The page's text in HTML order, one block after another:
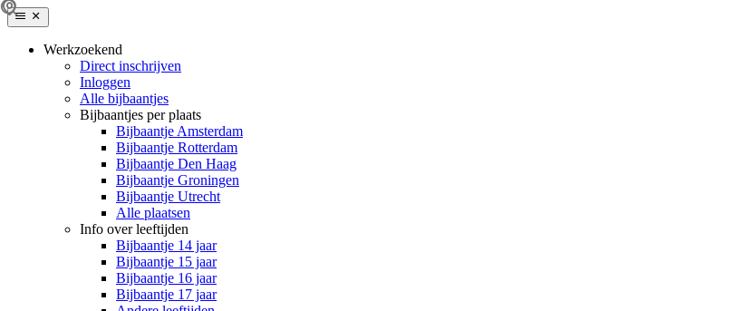
Werkzoekend
Direct inschrijven
Inloggen
Alle bijbaantjes
Bijbaantjes per plaats
Bijbaantje Amsterdam
Bijbaantje Rotterdam
Bijbaantje Den Haag
Bijbaantje Groningen
Bijbaantje Utrecht
Alle plaatsen
Info over leeftijden
Bijbaantje 14 jaar
Bijbaantje 15 jaar
Bijbaantje 16 jaar
Bijbaantje 17 jaar